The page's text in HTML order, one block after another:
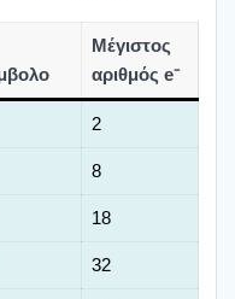
Μέγι­στος
αριθ­μός e⁻
2
8
18
32